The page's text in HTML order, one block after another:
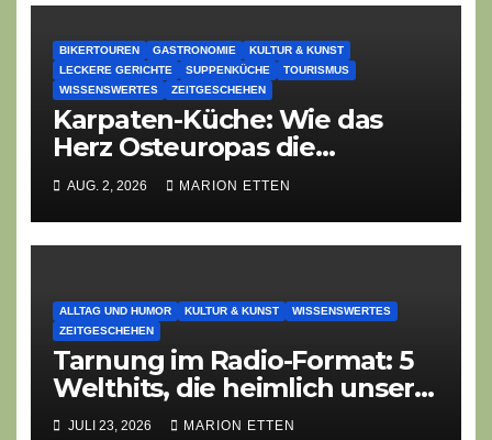
BIKERTOUREN GASTRONOMIE
KULTUR & KUNST
LECKERE GERICHTE
SUPPENKÜCHE
TOURISMUS
WISSENSWERTES
ZEITGESCHEHEN
Karpaten-Küche: Wie das
Herz Osteuropas die
moderne Ethno-Gastronomie
erobert
AUG. 2, 2026 MARION ETTEN
ALLTAG UND HUMOR KULTUR & KUNST
WISSENSWERTES
ZEITGESCHEHEN
Tarnung im Radio-Format: 5
Welthits, die heimlich unser
System demontieren
JULI 23, 2026 MARION ETTEN